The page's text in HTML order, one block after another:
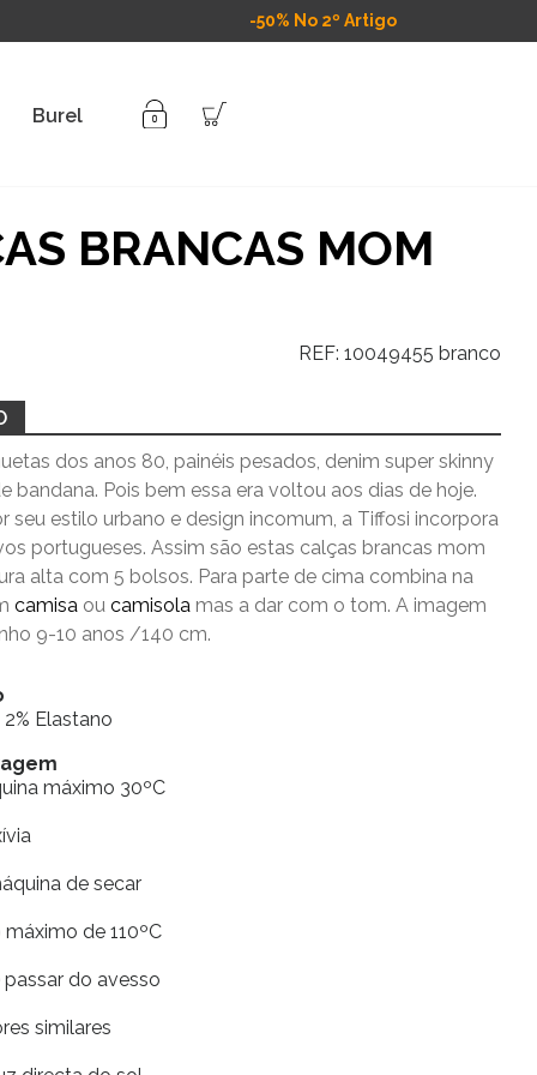
-50% No 2º Artigo
Burel
BRANCAS MOM
REF: 10049455 branco
dos anos 80, painéis pesados, denim super skinny
bandana. Pois bem essa era voltou aos dias de hoje.
seu estilo urbano e design incomum, a Tiffosi incorpora
portugueses. Assim são estas calças brancas mom
alta com 5 bolsos. Para parte de cima combina na
camisa oucamisola mas a dar com o tom. A imagem
9-10 anos /140 cm.
Elastano
máximo 30ºC
de secar
máximo de 110ºC
passar do avesso
similares